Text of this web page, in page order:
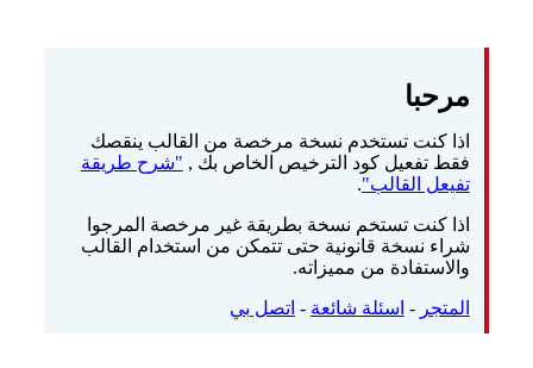
مرحبا
اذا كنت تستخدم نسخة مرخصة من القالب ينقصك
فقط تفعيل كود الترخيص الخاص بك , "شرح طريقة
تفيعل القالب".
اذا كنت تستخم نسخة بطريقة غير مرخصة المرجوا
شراء نسخة قانونية حتى تتمكن من استخدام القالب
والاستفادة من مميزاته.
المتجر - اسئلة شائعة - اتصل بي